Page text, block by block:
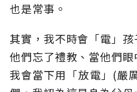
也是常事。
其實，我不時會「電」
他們忘了禮教、當他們
我會當下用「放電」(嚴